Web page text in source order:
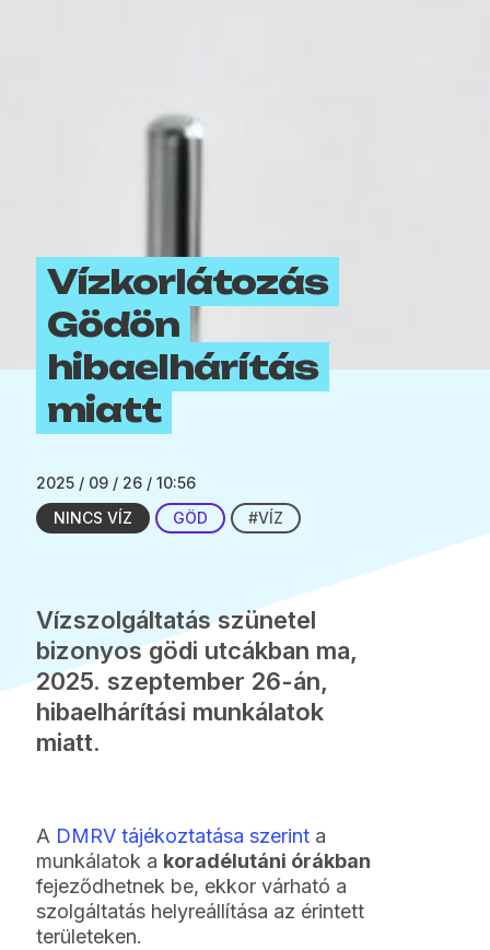
Vízkorlátozás
Gödön
hibaelhárítás
miatt
2025 / 09 / 26 / 10:56
NINCS VÍZ
GÖD #VÍZ
Vízszolgáltatás szünetel
bizonyos gödi utcákban ma,
2025. szeptember 26-án,
hibaelhárítási munkálatok
miatt.
A DMRV tájékoztatása szerint a
munkálatok a koradélutáni órákban
fejeződhetnek be, ekkor várható a
szolgáltatás helyreállítása az érintett
területeken.